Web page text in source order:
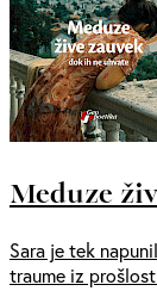
Meduze
Sara je tek
traume iz